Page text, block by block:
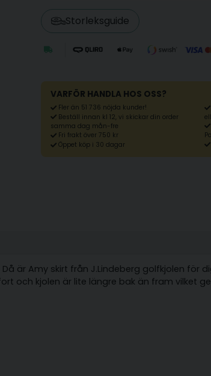
Storleksguide
VARFÖR HANDLA HOS OSS?
Fler än 51 736 nöjda kunder!
Beställ innan kl 12, vi skickar din order
samma dag mån-fre
Fri frakt över 750 kr
Öppet köp i 30 dagar
är Amy skirt från J.Lindeberg golfkjolen för
och kjolen är lite längre bak än fram vilket